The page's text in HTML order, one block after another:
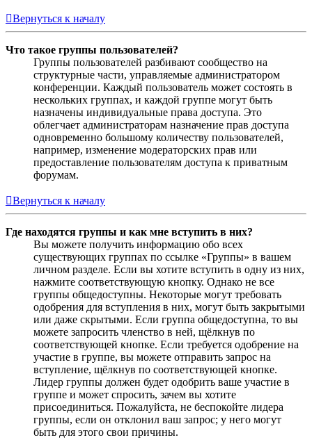
Вернуться к началу
Что такое группы пользователей?
Группы пользователей разбивают сообщество на
структурные части, управляемые администратором
конференции. Каждый пользователь может состоять в
нескольких группах, и каждой группе могут быть
назначены индивидуальные права доступа. Это
облегчает администраторам назначение прав доступа
одновременно большому количеству пользователей,
например, изменение модераторских прав или
предоставление пользователям доступа к приватным
форумам.
Вернуться к началу
Где находятся группы и как мне вступить в них?
Вы можете получить информацию обо всех
существующих группах по ссылке «Группы» в вашем
личном разделе. Если вы хотите вступить в одну из них,
нажмите соответствующую кнопку. Однако не все
группы общедоступны. Некоторые могут требовать
одобрения для вступления в них, могут быть закрытыми
или даже скрытыми. Если группа общедоступна, то вы
можете запросить членство в ней, щёлкнув по
соответствующей кнопке. Если требуется одобрение на
участие в группе, вы можете отправить запрос на
вступление, щёлкнув по соответствующей кнопке.
Лидер группы должен будет одобрить ваше участие в
группе и может спросить, зачем вы хотите
присоединиться. Пожалуйста, не беспокойте лидера
группы, если он отклонил ваш запрос; у него могут
быть для этого свои причины.